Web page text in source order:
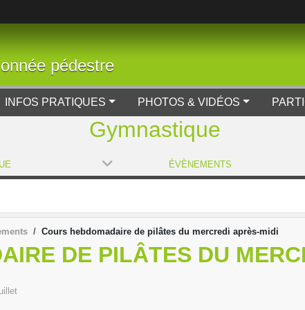
pédestre
INFOS PRATIQUES PHOTOS & VIDÉOS
Gymnastique
ÉVÈNEMENTS
Cours hebdomadaire de pilâtes du mercredi après-midi
DE PILÂTES DU